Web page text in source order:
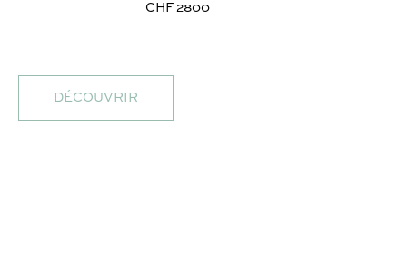
CHF 2800
DÉCOUVRIR